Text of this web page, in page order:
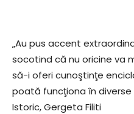
„Au pus accent
socotind că nu oricine va
să-i oferi cunoştinţe
poată funcţiona în diverse
Istoric, Gergeta Filiti